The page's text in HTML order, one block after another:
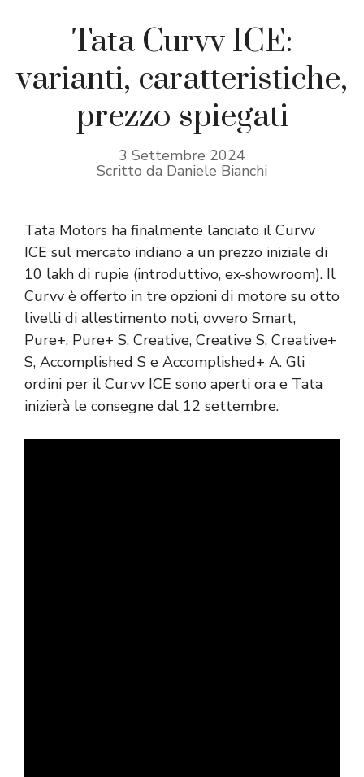
Tata Curvv ICE:
varianti, caratteristiche,
prezzo spiegati
3 Settembre 2024
Scritto da Daniele Bianchi
Tata Motors ha finalmente lanciato il Curvv
ICE sul mercato indiano a un prezzo iniziale di
10 lakh di rupie (introduttivo, ex-showroom). Il
Curvv è offerto in tre opzioni di motore su otto
livelli di allestimento noti, ovvero Smart,
Pure+, Pure+ S, Creative, Creative S, Creative+
S, Accomplished S e Accomplished+ A. Gli
ordini per il Curvv ICE sono aperti ora e Tata
inizierà le consegne dal 12 settembre.